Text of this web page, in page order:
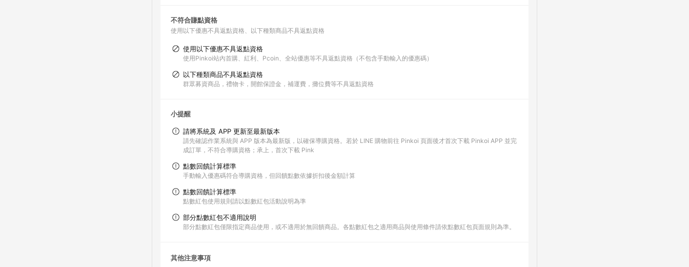
不符合賺點資格
使用以下優惠不具返點資格 以下種類商品不具返點資格
使用以下優惠不具返點資格
使用Pinkoi站內首購、紅利、Pcoin、全站優惠等不具返點資格（不包含手動輸入的優惠碼）
以下種類商品不具返點資格
群眾募資商品，禮物卡，開館保證金，補運費，攤位費等不具返點資格
小提醒
請將系統及 APP 更新至最新版本
請先確認作業系統與 APP 版本為最新版，以確保導購資格。若於 LINE 購物前往 Pinkoi 頁面後才首次下載 Pinkoi APP 並完
成訂單，不符合導購資格；承上，首次下載 Pink
點數回饋計算標準
手動輸入優惠碼符合導購資格，但回饋點數依據折扣後金額計算
點數回饋計算標準
點數紅包使用規則請以點數紅包活動說明為準
部分點數紅包不適用說明
部分點數紅包僅限指定商品使用，或不適用於無回饋商品。各點數紅包之適用商品與使用條件請依點數紅包頁面規則為準。
其他注意事項